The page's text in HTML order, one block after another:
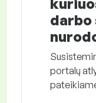
darbo
portalų